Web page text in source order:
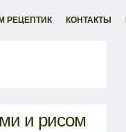
РЕЦЕПТИК КОНТАКТЫ
и рисом